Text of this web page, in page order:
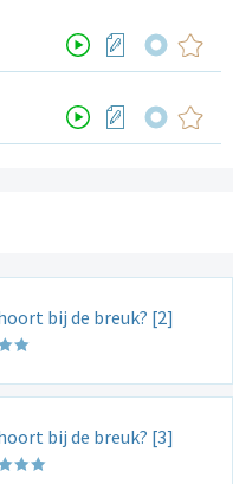
bij de breuk? [2]
bij de breuk? [3]